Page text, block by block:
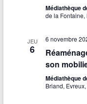
Médiathèque
de la
JEU
6
6 novembre
son
Médiathèque
Briand,